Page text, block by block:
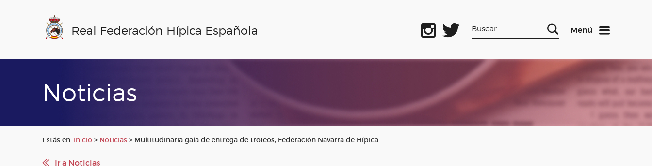
Real Federación Hípica Española Menú
Noticias
Estás en: Inicio > Noticias > Multitudinaria gala de entrega de trofeos, Federación Navarra de Hípica
Ir a Noticias